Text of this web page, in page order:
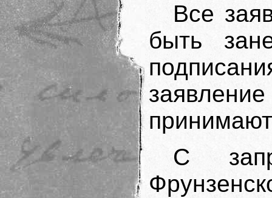
Все
быть
С